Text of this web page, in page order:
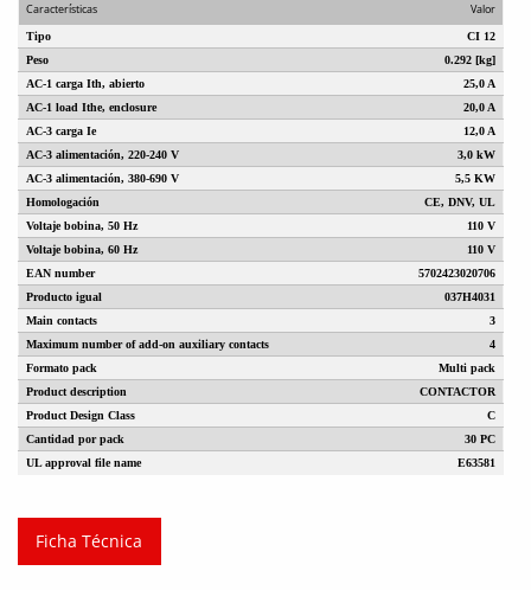
Características Valor
Tipo
CI 12
Peso
0.292 [kg]
AC-1 carga Ith, abierto
25,0 A
AC-1 load Ithe, enclosure
20,0 A
AC-3 carga Ie
12,0 A
AC-3 alimentación, 220-240 V
3,0 kW
AC-3 alimentación, 380-690 V
5,5 KW
Homologación
CE, DNV, UL
Voltaje bobina, 50 Hz
110 V
Voltaje bobina, 60 Hz
110 V
EAN number
5702423020706
Producto igual
037H4031
Main contacts
3
Maximum number of add-on auxiliary contacts
4
Formato pack
Multi pack
Product description
CONTACTOR
Product Design Class
C
Cantidad por pack
30 PC
UL approval file name
E63581
Ficha Técnica